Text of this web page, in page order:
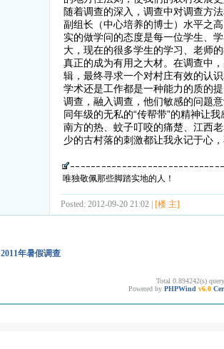
随着调查的深入，调查中对调查方
副组长（中心培养的博士）水平之
实的做学问的态度是每一位学生、
大，现在的很多学生的学习、老师
真正的成为有用之大材。在调查中
辑，最终寻求一个对村庄有效的认
学术还是工作都是一种能力的质的
调查，融入调查，他们敏感的问题
同年级的无私的“传帮带”的精神让我
南方的热、蚊子叮咬的痛楚、江西
少的古村落的刺激都让我永记于心
唯独敬佩那些脚踏实地的人！
Posted: 2012-09-20 21:02 | [楼 主]
2011年暑假调查
Total 0.894242(s)
Powered by PHPWind v6.0